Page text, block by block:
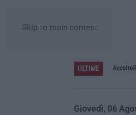
Skip to main content
ULTIME
Giovedì, 06